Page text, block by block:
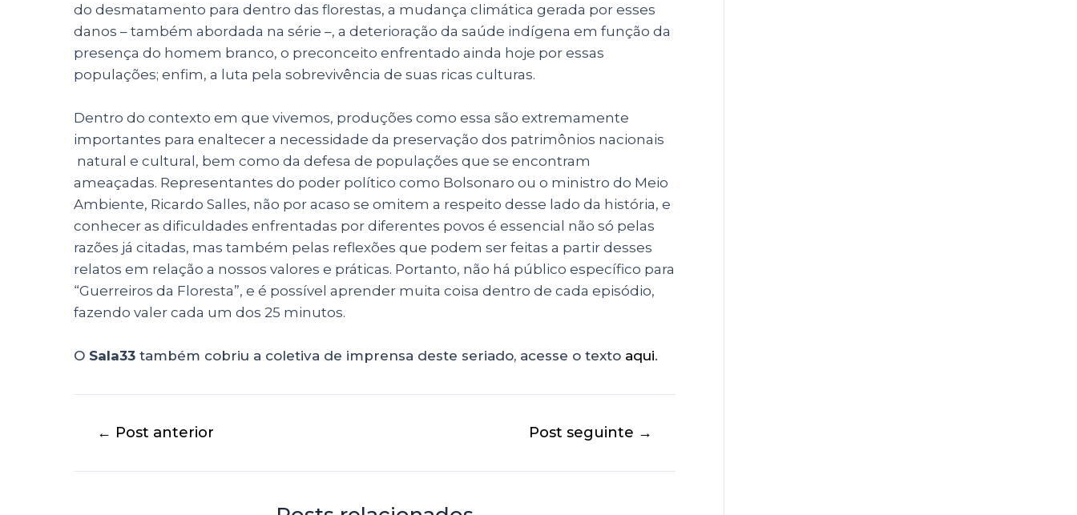
do desmatamento para dentro das florestas, a mudança climática gerada por esses
danos – também abordada na série –, a deterioração da saúde indígena em função da
presença do homem branco, o preconceito enfrentado ainda hoje por essas
populações; enfim, a luta pela sobrevivência de suas ricas culturas.
Dentro do contexto em que vivemos, produções como essa são extremamente
importantes para enaltecer a necessidade da preservação dos patrimônios nacionais
natural e cultural, bem como da defesa de populações que se encontram
ameaçadas. Representantes do poder político como Bolsonaro ou o ministro do Meio
Ambiente, Ricardo Salles, não por acaso se omitem a respeito desse lado da história, e
conhecer as dificuldades enfrentadas por diferentes povos é essencial não só pelas
razões já citadas, mas também pelas reflexões que podem ser feitas a partir desses
relatos em relação a nossos valores e práticas. Portanto, não há público específico para
“Guerreiros da Floresta”, e é possível aprender muita coisa dentro de cada episódio,
fazendo valer cada um dos 25 minutos.
O Sala33 também cobriu a coletiva de imprensa deste seriado, acesse o texto aqui.
← Post anterior Post seguinte →